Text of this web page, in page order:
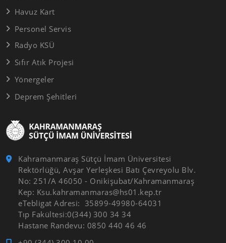
Kahramanmaraş Sütçü İmam Üniversitesi
Rektörlüğü, Avşar Yerleşkesi Batı Çevreyolu Blv.
No: 251/A 46050 - Onikişubat/Kahramanmaraş
Kep: Ksu.kahramanmaras@hs01.kep.tr
eTebligat Adresi: 35899-49980-64031
Tıp Fakültesi:0(344) 300 34 34
Hastane Randevu: 0850 440 46 46
Havuz Kart
Personel Servis
Radyo KSÜ
Sıfır Atık Projesi
Yönergeler
Deprem Şehitleri